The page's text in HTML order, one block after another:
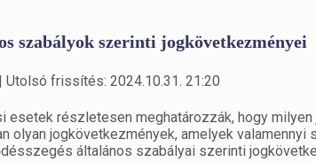
szabályok szerinti jogkövetkezményei
Utolsó frissítés: 2024.10.31. 21:20
részletesen meghatározzák, hogy
olyan jogkövetkezmények, amelyek
általános szabályai szerinti